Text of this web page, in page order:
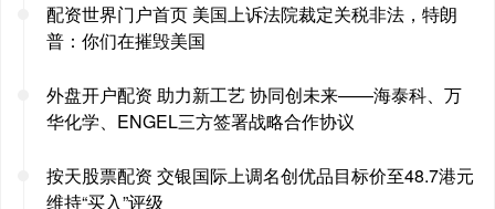
配资世界门户首页 美国上诉法院裁定关税非法，特朗
普：你们在摧毁美国
外盘开户配资 助力新工艺 协同创未来——海泰科、万
华化学、ENGEL三方签署战略合作协议
按天股票配资 交银国际上调名创优品目标价至48.7港元
维持“买入”评级